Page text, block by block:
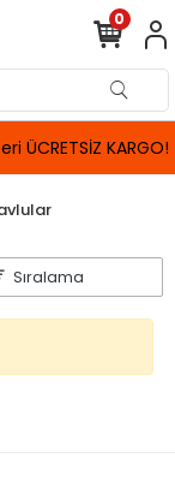
ÜCRETSİZ KARGO!
0
Sıralama